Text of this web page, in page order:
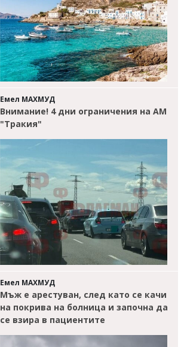
Емел МАХМУД
Внимание! 4 дни ограничения на АМ
"Тракия"
Емел МАХМУД
Мъж е арестуван, след като се качи
на покрива на болница и започна да
се взира в пациентите